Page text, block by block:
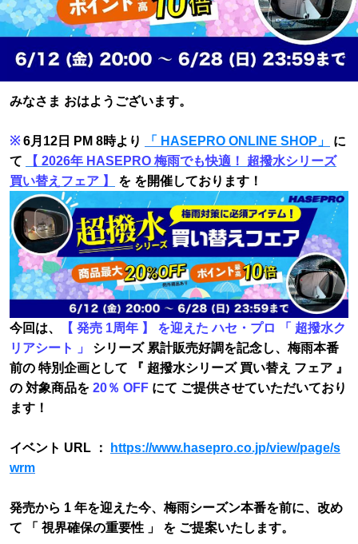
みなさま おはようございます。
※6月12日 PM 8時より 「 HASEPRO ONLINE SHOP」
に
て
【 2026年 HASEPRO 梅雨でも快適！ 超撥水シリーズ
買い替えフェア 】
を を開催しております！
今回は、
【 発売 1周年 】 を迎えた ハセ・プロ 「 超撥水ク
リアシート 」
シリーズ 累計販売好調を記念し、梅雨本番
前の 特別企画として 『 超撥水シリーズ 買い替え フェア 』
の 対象商品を 20％ OFF にて ご提供させていただいており
ます！
イベント URL ：
https://www.hasepro.co.jp/view/page/s
wrm
発売から 1 年を迎えた今、梅雨シーズン本番を前に、改め
て 「 視界確保の重要性 」 を ご提案いたします。